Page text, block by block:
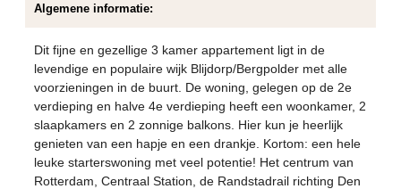
Algemene informatie:
Dit fijne en gezellige 3 kamer appartement ligt in de
levendige en populaire wijk Blijdorp/Bergpolder met alle
voorzieningen in de buurt. De woning, gelegen op de 2e
verdieping en halve 4e verdieping heeft een woonkamer, 2
slaapkamers en 2 zonnige balkons. Hier kun je heerlijk
genieten van een hapje en een drankje. Kortom: een hele
leuke starterswoning met veel potentie! Het centrum van
Rotterdam, Centraal Station, de Randstadrail richting Den